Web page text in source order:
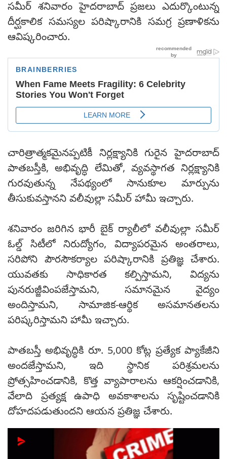
సమీర్ శనివారం హైదరాబాద్ ప్రజలు ఎదుర్కొంటున్న
దీర్ఘకాలిక సమస్యల పరిష్కారానికి సమగ్ర ప్రణాళికను
ఆవిష్కరించారు.
చారిత్రాత్మకమైనప్పటికీ నిర్లక్ష్యానికి గురైన హైదరాబాద్
పాతబస్తీకి, అభివృద్ధి లేమితో, వ్యవస్థాగత నిర్లక్ష్యానికి
గురవుతున్న నేపథ్యంలో సానుకూల మార్పును
తీసుకువస్తానని వలీవుల్లా సమీర్ హామీ ఇచ్చారు.
శనివారం జరిగిన భారీ బైక్ ర్యాలీలో వలీవుల్లా సమీర్
ఓల్డ్ సిటీలో నిరుద్యోగం, విద్యాపరమైన అంతరాలు,
సరిపోని పౌరసౌకర్యాల పరిష్కారానికి ప్రతిజ్ఞ చేశారు.
యువతకు సాధికారత కల్పిస్తామని, విద్యను
పునరుజ్జీవింపజేస్తామని, సమానమైన వైద్యం
అందిస్తామని, సామాజిక-ఆర్థిక అసమానతలను
పరిష్కరిస్తామని హామీ ఇచ్చారు.
పాతబస్తీ అభివృద్ధికి రూ. 5,000 కోట్ల ప్రత్యేక ప్యాకేజీని
అందజేస్తామని, ఇది స్థానిక పరిశ్రమలను
ప్రోత్సహించడానికి, కొత్త వ్యాపారాలను ఆకర్షించడానికి,
వేలాది ప్రత్యక్ష ఉపాధి అవకాశాలను సృష్టించడానికి
దోహదపడుతుందని ఆయన ప్రతిజ్ఞ చేశారు.